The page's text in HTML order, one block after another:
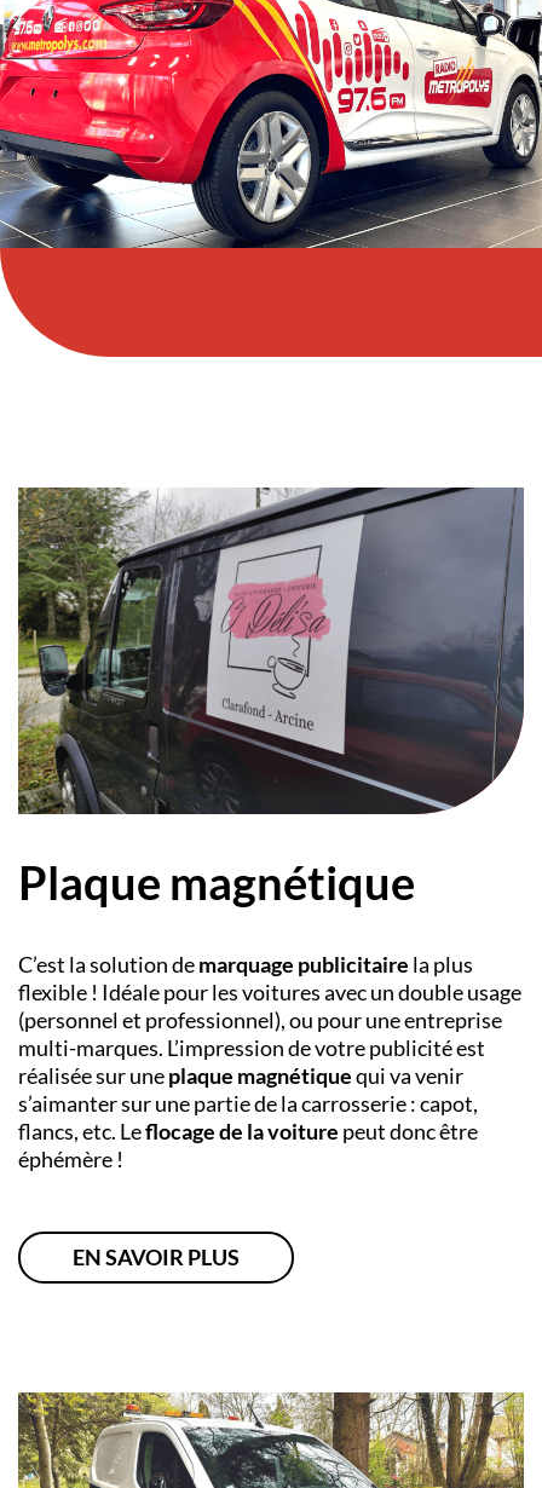
Plaque magnétique
C’est la solution demarquage publicitaire la plus
flexible ! Idéale pour les voitures avec un double usage
(personnel et professionnel), ou pour une entreprise
multi-marques. L’impression de votre publicité est
réalisée sur uneplaque magnétiquequi va venir
s’aimanter sur une partie de la carrosserie : capot,
flancs, etc. Leflocage de la voiture peut donc être
éphémère !
EN SAVOIR PLUS